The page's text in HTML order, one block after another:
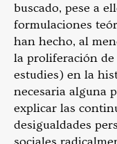
buscado, pese a
formulaciones
han hecho, al
la proliferación de
estudies) en la
necesaria alguna
explicar las
desigualdades